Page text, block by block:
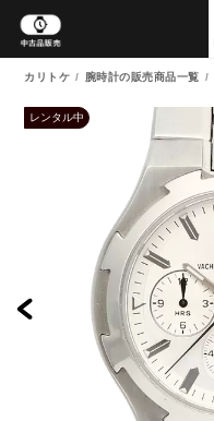
カリトケ 腕時計の販売商品一覧
レンタル中